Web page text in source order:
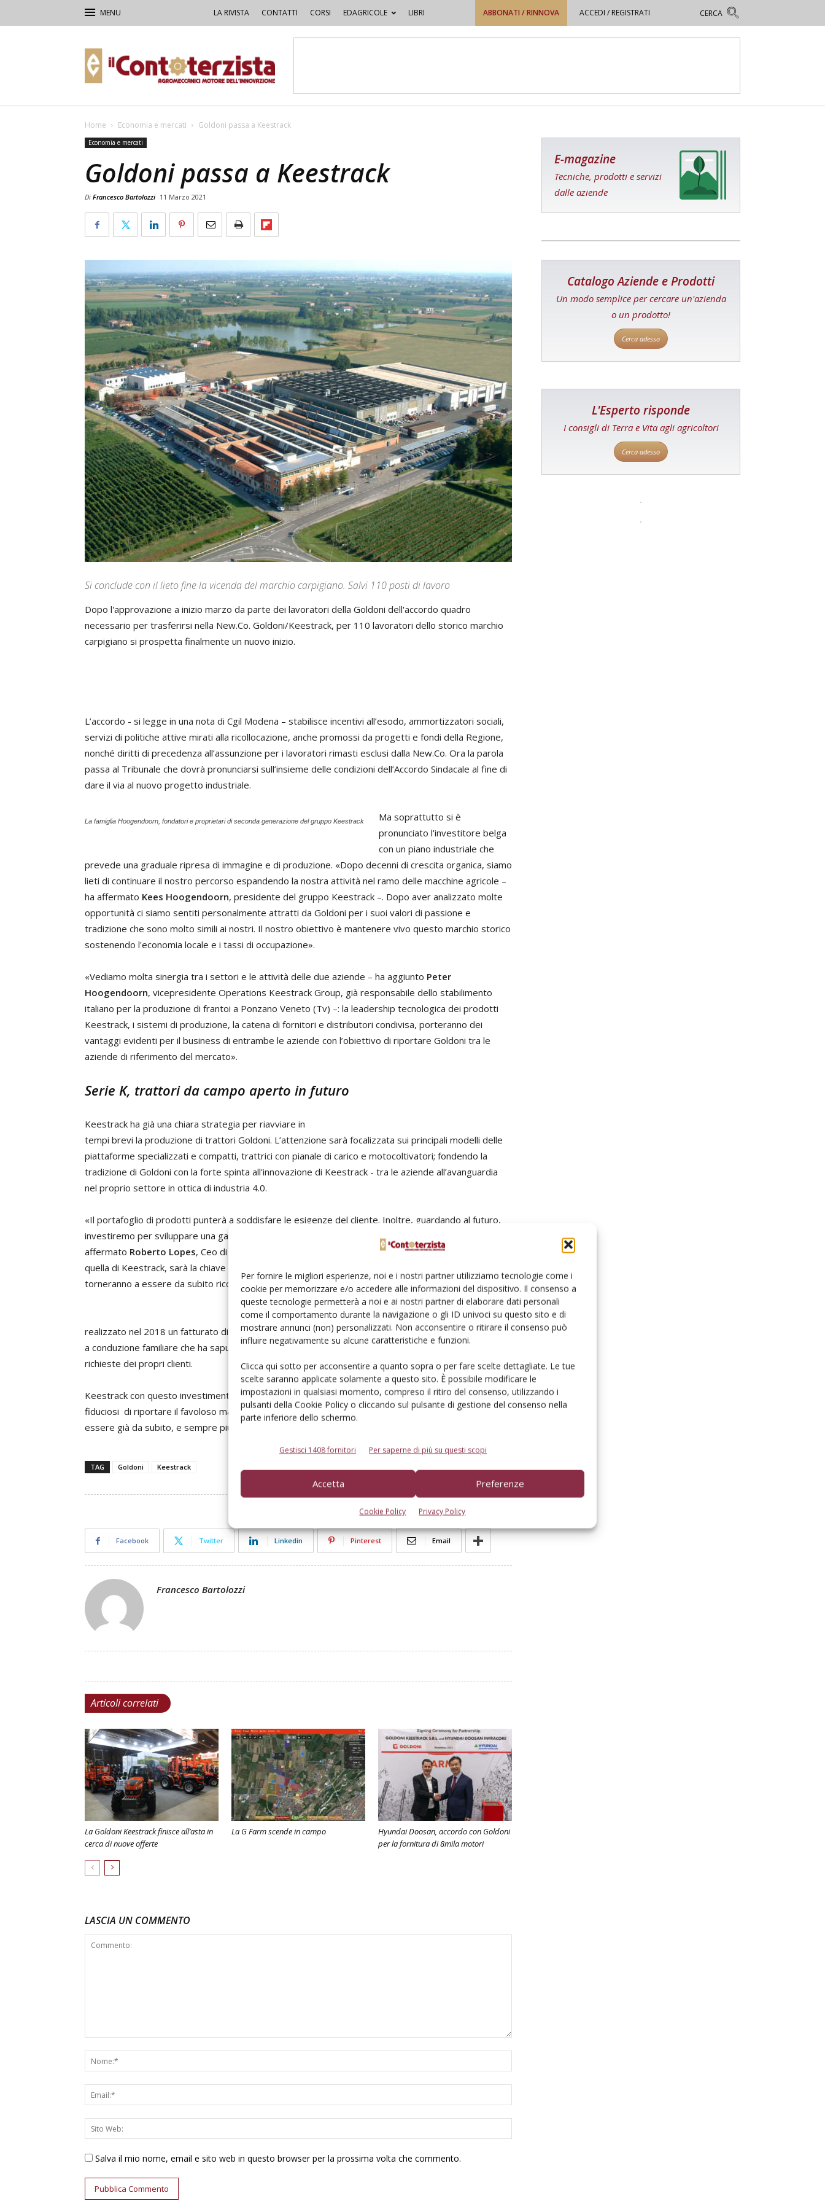
Per fornire le migliori esperienze, noi e i nostri partner utilizziamo tecnologie come i
cookie per memorizzare e/o accedere alle informazioni del dispositivo. Il consenso a
queste tecnologie permetterà a noi e ai nostri partner di elaborare dati personali
come il comportamento durante la navigazione o gli ID univoci su questo sito e di
mostrare annunci (non) personalizzati. Non acconsentire o ritirare il consenso può
influire negativamente su alcune caratteristiche e funzioni.
Clicca qui sotto per acconsentire a quanto sopra o per fare scelte dettagliate. Le tue
scelte saranno applicate solamente a questo sito. È possibile modificare le
impostazioni in qualsiasi momento, compreso il ritiro del consenso, utilizzando i
pulsanti della Cookie Policy o cliccando sul pulsante di gestione del consenso nella
parte inferiore dello schermo.
Gestisci 1408 fornitori Per saperne di più su questi scopi
Accetta Preferenze
Cookie Policy Privacy Policy
LA RIVISTA CONTATTI CORSI EDAGRICOLE LIBRI ABBONATI / RINNOVA ACCEDI / REGISTRATI
Contoterzista
Home Economia e mercati Goldoni passa a Keestrack
Economia e mercati
Goldoni passa a Keestrack
Di Francesco Bartolozzi 11 Marzo 2021
Si conclude con il lieto fine la vicenda del marchio carpigiano. Salvi 110 posti di lavoro
Dopo l'approvazione a inizio marzo da parte dei lavoratori della Goldoni dell'accordo quadro
necessario per trasferirsi nella New.Co. Goldoni/Keestrack, per 110 lavoratori dello storico marchio
carpigiano si prospetta finalmente un nuovo inizio.
L’accordo - si legge in una nota di Cgil Modena – stabilisce incentivi all’esodo, ammortizzatori sociali,
servizi di politiche attive mirati alla ricollocazione, anche promossi da progetti e fondi della Regione,
nonché diritti di precedenza all’assunzione per i lavoratori rimasti esclusi dalla New.Co. Ora la parola
passa al Tribunale che dovrà pronunciarsi sull’insieme delle condizioni dell’Accordo Sindacale al fine di
dare il via al nuovo progetto industriale.
La famiglia Hoogendoorn, fondatori e proprietari di seconda generazione del gruppo Keestrack
Ma soprattutto si è
pronunciato l'investitore belga
con un piano industriale che
prevede una graduale ripresa di immagine e di produzione. «Dopo decenni di crescita organica, siamo
lieti di continuare il nostro percorso espandendo la nostra attività nel ramo delle macchine agricole –
ha affermato Kees Hoogendoorn, presidente del gruppo Keestrack –. Dopo aver analizzato molte
opportunità ci siamo sentiti personalmente attratti da Goldoni per i suoi valori di passione e
tradizione che sono molto simili ai nostri. Il nostro obiettivo è mantenere vivo questo marchio storico
sostenendo l'economia locale e i tassi di occupazione».
«Vediamo molta sinergia tra i settori e le attività delle due aziende – ha aggiunto Peter
Hoogendoorn, vicepresidente Operations Keestrack Group, già responsabile dello stabilimento
italiano per la produzione di frantoi a Ponzano Veneto (Tv) –: la leadership tecnologica dei prodotti
Keestrack, i sistemi di produzione, la catena di fornitori e distributori condivisa, porteranno dei
vantaggi evidenti per il business di entrambe le aziende con l’obiettivo di riportare Goldoni tra le
aziende di riferimento del mercato».
Serie K, trattori da campo aperto in futuro
Keestrack ha già una chiara strategia per riavviare in
tempi brevi la produzione di trattori Goldoni. L’attenzione sarà focalizzata sui principali modelli delle
piattaforme specializzati e compatti, trattrici con pianale di carico e motocoltivatori; fondendo la
tradizione di Goldoni con la forte spinta all'innovazione di Keestrack - tra le aziende all’avanguardia
nel proprio settore in ottica di industria 4.0.
«Il portafoglio di prodotti punterà a soddisfare le esigenze del cliente. Inoltre, guardando al futuro,
investiremo per sviluppare una gamma di trattori da campo aperto, già denominata serie K – ha
affermato Roberto Lopes, Ceo di Keestrack Italia –. La rete di concessionari Goldoni, in sinergia con
quella di Keestrack, sarà la chiave per rendere nuovamente protagonisti i trattori Goldoni, che
torneranno a essere da subito riconoscibili dal tradizionale colore rosso/arancione».
Goldoni, storica azienda italiana nata nel 1926, ha
realizzato nel 2018 un fatturato di 50 milioni di euro e condivide gli stessi valori di Keestrack, azienda
a conduzione familiare che ha saputo innovarsi e crescere ascoltando le esigenze del mercato e le
richieste dei propri clienti.
Keestrack con questo investimento salverà 110 posti di lavoro; la proprietà e il management sono
fiduciosi di riportare il favoloso marchio Goldoni ai fasti del passato e dare un’ulteriore spinta per
essere già da subito, e sempre più in futuro, tra le aziende leader del settore.
TAG Goldoni Keestrack
Facebook Twitter Linkedin Pinterest Email
Francesco Bartolozzi
Articoli correlati
La Goldoni Keestrack finisce all’asta in
cerca di nuove offerte
La G Farm scende in campo
Hyundai Doosan, accordo con Goldoni
per la fornitura di 8mila motori
LASCIA UN COMMENTO
Salva il mio nome, email e sito web in questo browser per la prossima volta che commento.
E-magazine
Tecniche, prodotti e servizi
dalle aziende
Catalogo Aziende e Prodotti
Un modo semplice per cercare un'azienda
o un prodotto!
Cerca adesso
L'Esperto risponde
I consigli di Terra e Vita agli agricoltori
Cerca adesso